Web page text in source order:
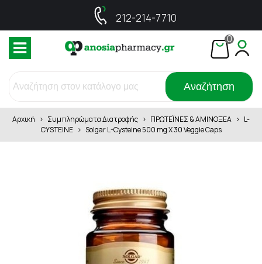
212-214-7710
0
Αναζήτηση
Αρχική > Συμπληρώματα Διατροφής > ΠΡΩΤΕΪΝΕΣ & ΑΜΙΝΟΞΕΑ > L-
CYSTEINE > Solgar L-Cysteine 500 mg X 30 Veggie Caps